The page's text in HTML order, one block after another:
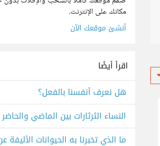
مكانك على الإنترنت.
أنشئ موقعك الآن
اقرأ أيضًا
هل نعرف أنفسنا بالفعل؟
النساء الثرثارات بين الماضي والحاضر
ما الذي تخبرنا به الحيوانات الأليفة